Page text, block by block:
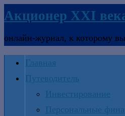
Акционер XXI
онлайн-журнал, к которому
Главная
Путеводитель
Инвестирование
Персональные